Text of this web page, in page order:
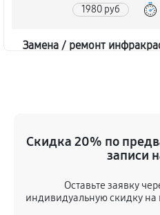
1980 руб
Замена / ремонт
Замена ультразвукового
Скидка 20% по
записи
Оставьте заявку
индивидуальную скидку на